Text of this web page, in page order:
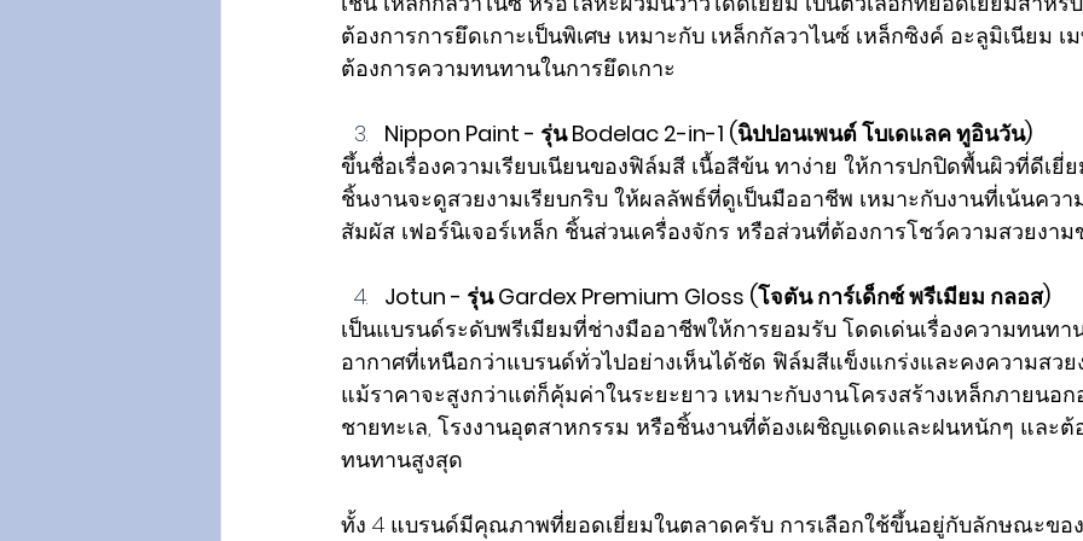
ต้องการการยึดเกาะเป็นพิเศษ เหมาะกับ เหล็กกัลวาไนซ์ เหล็กซิงค์ อะลูมิเนียม
ต้องการความทนทานในการยึดเกาะ
Nippon Paint - รุ่น Bodelac 2-in-1 (นิปปอนเพนต์ โบเดแลค ทูอินวัน)
ขึ้นชื่อเรื่องความเรียบเนียนของฟิล์มสี เนื้อสีข้น ทาง่าย ให้การปกปิดพื้นผิวที่ดีเยี่
ชิ้นงานจะดูสวยงามเรียบกริบ ให้ผลลัพธ์ที่ดูเป็นมืออาชีพ เหมาะกับงานที่เน้นควา
สัมผัส เฟอร์นิเจอร์เหล็ก ชิ้นส่วนเครื่องจักร หรือส่วนที่ต้องการโชว์ความสวยงา
Jotun - รุ่น Gardex Premium Gloss (โจตัน การ์เด็กซ์ พรีเมียม กลอส)
เป็นแบรนด์ระดับพรีเมียมที่ช่างมืออาชีพให้การยอมรับ โดดเด่นเรื่องความทนทา
อากาศที่เหนือกว่าแบรนด์ทั่วไปอย่างเห็นได้ชัด ฟิล์มสีแข็งแกร่งและคงความสว
แม้ราคาจะสูงกว่าแต่ก็คุ้มค่าในระยะยาว เหมาะกับงานโครงสร้างเหล็กภายนอ
ชายทะเล, โรงงานอุตสาหกรรม หรือชิ้นงานที่ต้องเผชิญแดดและฝนหนักๆ และต้
ทนทานสูงสุด
ทั้ง 4 แบรนด์มีคุณภาพที่ยอดเยี่ยมในตลาดครับ การเลือกใช้ขึ้นอยู่กับลักษณะขอ